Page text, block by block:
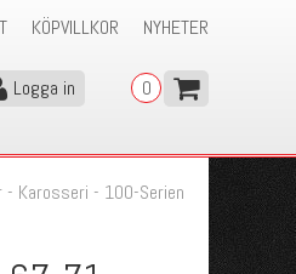
NYHETER
KÖPVILLKOR
0
Logga in
Karosseri - 100-Serien